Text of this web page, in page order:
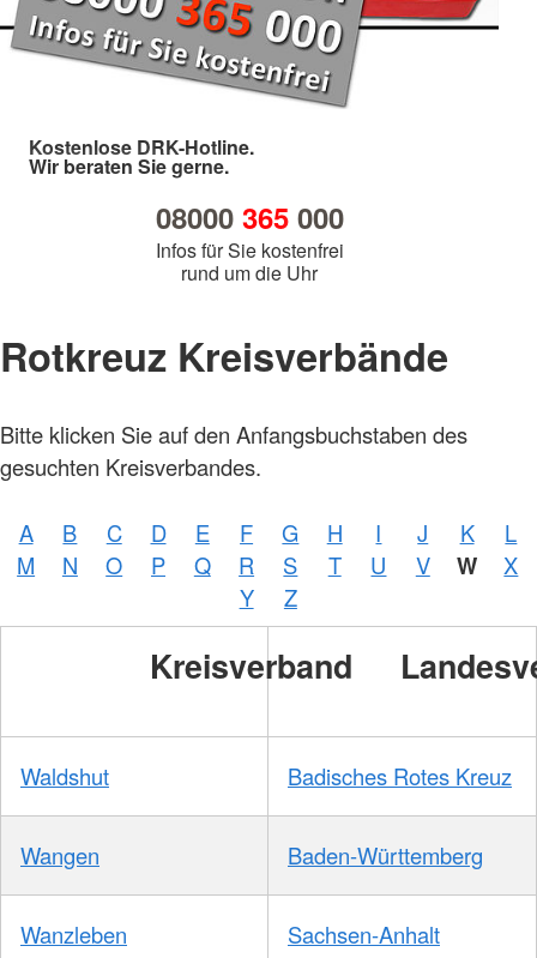
Kostenlose DRK-Hotline.
Wir beraten Sie gerne.
08000 365000
Infos für Sie kostenfrei
rund um die Uhr
Rotkreuz Kreisverbände
Bitte klicken Sie auf den Anfangsbuchstaben des
gesuchten Kreisverbandes.
A B C D E F G H I J K
L
M
N O P Q R S T U V W
X
Y
Z
Kreisverband
Waldshut Badisches Rotes Kreuz
Wangen Baden-Württemberg
Wanzleben Sachsen-Anhalt
Foto:
Zelck /
GmbH